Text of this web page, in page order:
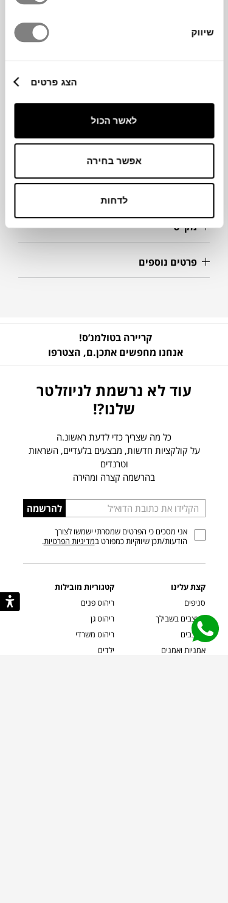
שיווק
הצג פרטים
לאשר הכול
אפשר בחירה
לדחות
אסתטית מארץ השמש העולה.
28X15X15H
מק"ט
פרטים נוספים
קריירה בטולמנ’ס!
אנחנו מחפשים אתכן.ם, הצטרפו
עוד לא נרשמת לניוזלטר
שלנו?!
כל מה שצריך כדי לדעת ראשונ.ה
על קולקציות חדשות, מבצעים בלעדיים, השראות
וטרנדים
בהרשמה קצרה ומהירה
הכניסו
כתובת
דוא”ל
להרשמה
אני מסכים כי הפרטים שמסרתי ישמשו לצורך
הודעות/תכן שיווקיות כמפורט במדיניות הפרטיות.
קצת עלינו
סניפים
מעצבים בשבילך
מעצבים
אמניות ואמנים
קטגוריות מובילות
ריהוט פנים
ריהוט גן
ריהוט משרדי
ילדים